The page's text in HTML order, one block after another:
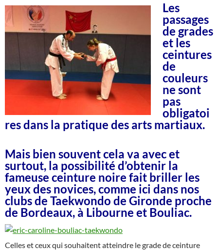
Les
passages
de grades
et les
ceintures
de
couleurs
ne sont
pas
obligatoi
res dans la pratique des arts martiaux.
Mais bien souvent cela va avec et
surtout, la possibilité d’obtenir la
fameuse ceinture noire fait briller les
yeux des novices, comme ici dans nos
clubs de Taekwondo de Gironde proche
de Bordeaux, à Libourne et Bouliac.
Celles et ceux qui souhaitent atteindre le grade de ceinture